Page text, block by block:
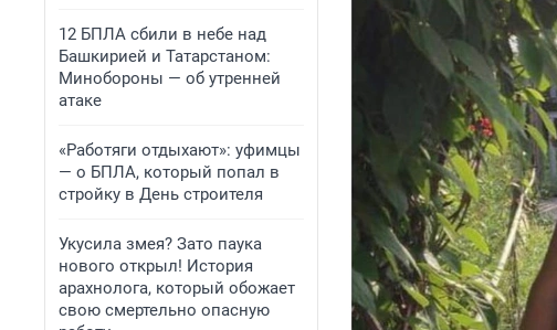
12 БПЛА сбили в небе над
Башкирией и Татарстаном:
Минобороны — об утренней
атаке
«Работяги отдыхают»: уфимцы
— о БПЛА, который попал в
стройку в День строителя
Укусила змея? Зато паука
нового открыл! История
арахнолога, который обожает
свою смертельно опасную